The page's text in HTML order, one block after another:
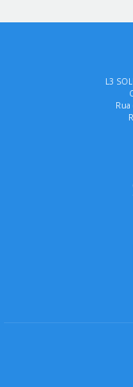
L3
Rua